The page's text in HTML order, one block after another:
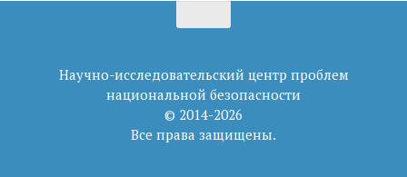
Научно-исследовательский центр проблем
национальной безопасности
© 2014-2026
Все права защищены.